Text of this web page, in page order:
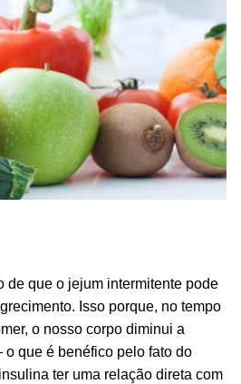
de que o jejum intermitente pode
Isso porque, no tempo
o nosso corpo diminui a
que é benéfico pelo fato do
ter uma relação direta com